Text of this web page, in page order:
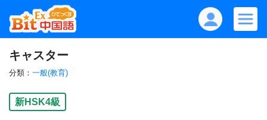
キャスター
分類： 一般(教育)
新HSK4級